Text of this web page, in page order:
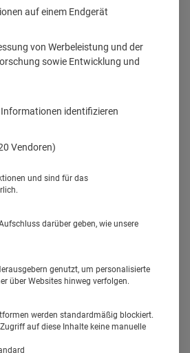
auf einem Endgerät
von Werbeleistung und der
sowie Entwicklung und
identifizieren
Vendoren)
und sind für das
darüber geben, wie unsere
genutzt, um personalisierte
über Websites hinweg verfolgen.
werden standardmäßig blockiert.
auf diese Inhalte keine manuelle